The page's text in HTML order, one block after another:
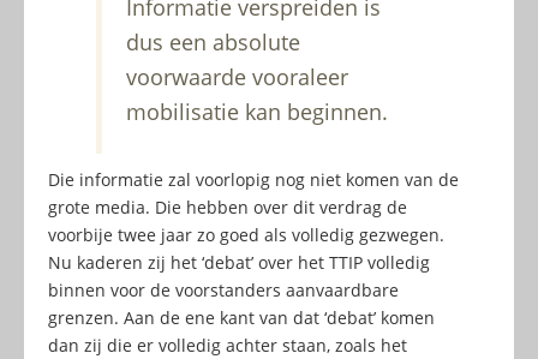
Informatie verspreiden is
dus een absolute
voorwaarde vooraleer
mobilisatie kan beginnen.
Die informatie zal voorlopig nog niet komen van de
grote media. Die hebben over dit verdrag de
voorbije twee jaar zo goed als volledig gezwegen.
Nu kaderen zij het ‘debat’ over het TTIP volledig
binnen voor de voorstanders aanvaardbare
grenzen. Aan de ene kant van dat ‘debat’ komen
dan zij die er volledig achter staan, zoals het